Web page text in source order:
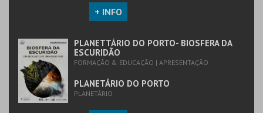
+ INFO
PLANETTÁRIO DO PORTO- BIOSFERA DA
ESCURIDÃO
FORMAÇÃO & EDUCAÇÃO | APRESENTAÇÃO
PLANETÁRIO DO PORTO
PLANETÁRIO